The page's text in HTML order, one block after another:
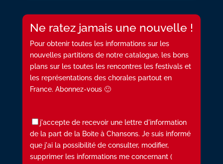
Ne ratez jamais une nouvelle !
Pour obtenir toutes les informations sur les
nouvelles partitions de notre catalogue, les bons
plans sur les toutes les rencontres les festivals et
les représentations des chorales partout en
France. Abonnez-vous 🙂
j'accepte de recevoir une lettre d'information
de la part de la Boite à Chansons. Je suis informé
que j'ai la possibilité de consulter, modifier,
supprimer les informations me concernant (